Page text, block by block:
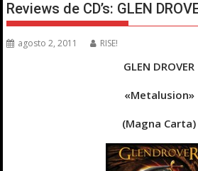
Reviews de CD’s: GLEN
agosto 2, 2011 RISE!
GLEN DROVER
«Metalusion»
(Magna Carta)